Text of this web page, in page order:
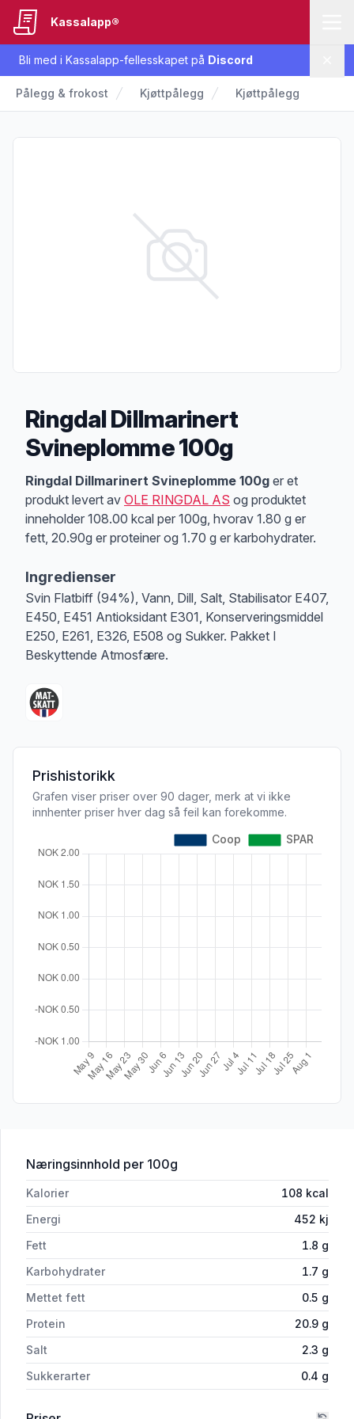
Bli med i Kassalapp-fellesskapet på Discord
Kassalapp®
Pålegg & frokost Kjøttpålegg Kjøttpålegg
Ringdal Dillmarinert
Svineplomme 100g
Produktbeskrivelse
Ringdal Dillmarinert Svineplomme 100g er et
produkt levert av OLE RINGDAL AS og produktet
inneholder 108.00 kcal per 100g, hvorav 1.80 g er
fett, 20.90g er proteiner og 1.70 g er karbohydrater.
Ingredienser
Svin Flatbiff (94%), Vann, Dill, Salt, Stabilisator E407,
E450, E451 Antioksidant E301, Konserveringsmiddel
E250, E261, E326, E508 og Sukker. Pakket I
Beskyttende Atmosfære.
Prishistorikk
Grafen viser priser over 90 dager, merk at vi ikke
innhenter priser hver dag så feil kan forekomme.
Næringsinnhold for 'Ringdal Dillmarinert Svineplomme
per 100g
Kalorier 108 kcal
Energi
452 kj
Fett
1.8 g
Karbohydrater
1.7 g
Mettet fett
0.5 g
Protein
20.9 g
Salt
2.3 g
Sukkerarter
0.4 g